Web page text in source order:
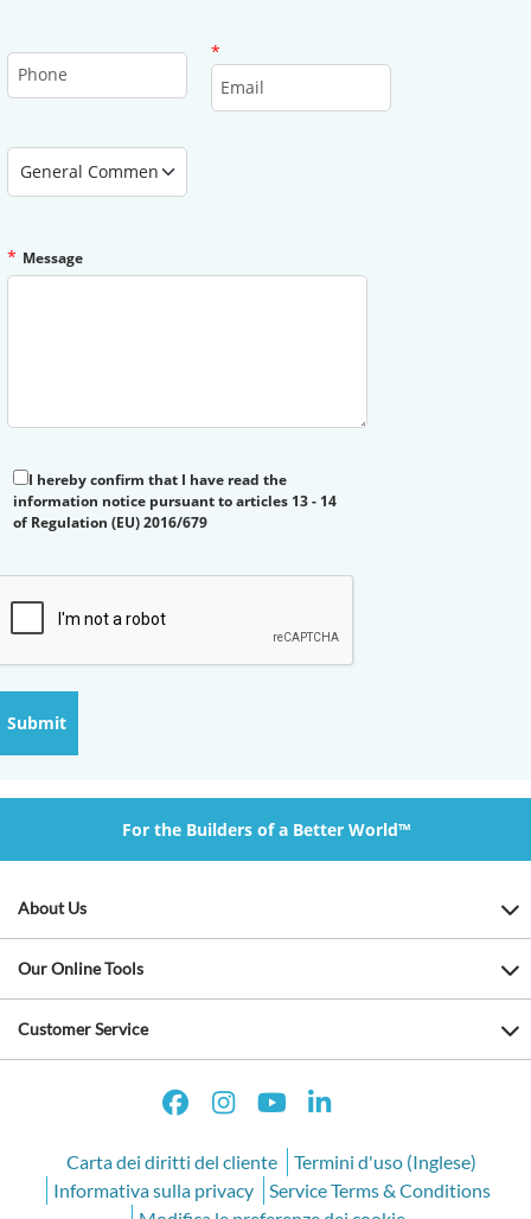
Phone *Email
Type of Assistance Requested
* Message
I hereby confirm that I have read the
information notice pursuant to articles 13 - 14
of Regulation (EU) 2016/679
For the Builders of a Better World™
About Us
Our Online Tools
Customer Service
Carta dei diritti del cliente
Termini d'uso (Inglese)
Informativa sulla privacy
Service Terms & Conditions